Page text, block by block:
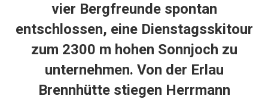
vier Bergfreunde spontan
entschlossen, eine Dienstagsskitour
zum 2300 m hohen Sonnjoch zu
unternehmen. Von der Erlau
Brennhütte stiegen Herrmann